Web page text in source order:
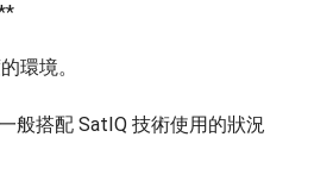
環境。
般搭配 SatIQ 技術使用的狀況